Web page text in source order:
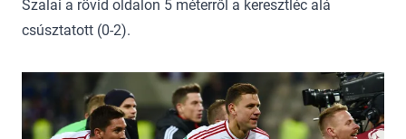
Szalai a rövid oldalon 5 méterről a keresztléc alá
csúsztatott (0-2).